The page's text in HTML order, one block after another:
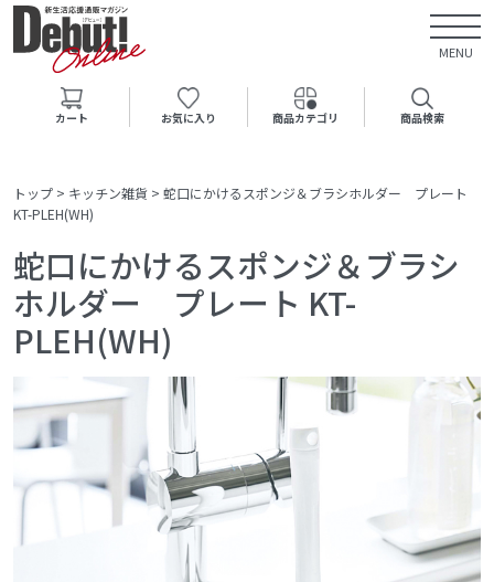
MENU
カート お気に入り 商品カテゴリ 商品検索
トップ > キッチン雑貨 > 蛇口にかけるスポンジ＆ブラシホルダー プレート
KT-PLEH(WH)
蛇口にかけるスポンジ＆ブラシ
ホルダー プレート KT-
PLEH(WH)